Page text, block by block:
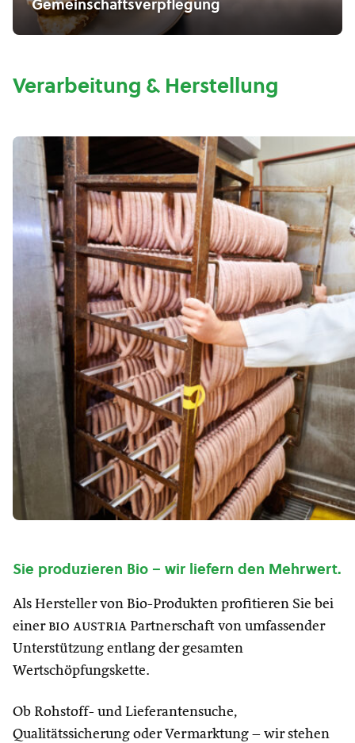
Gemeinschaftsverpflegung
Verarbeitung & Herstellung
Sie produzieren Bio – wir liefern den Mehrwert.
Als Hersteller von Bio-Produkten profitieren Sie bei
einer bio austria Partnerschaft von umfassender
Unterstützung entlang der gesamten
Wertschöpfungskette.
Ob Rohstoff- und Lieferantensuche,
Qualitätssicherung oder Vermarktung – wir stehen